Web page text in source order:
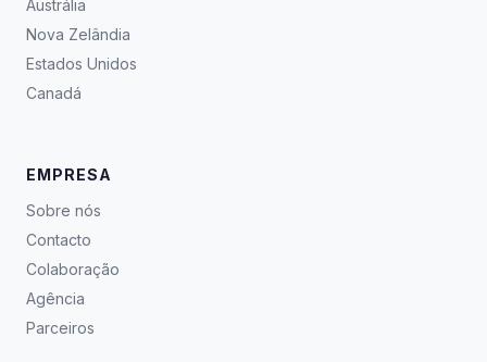
Austrália
Nova Zelândia
Estados Unidos
Canadá
EMPRESA
Sobre nós
Contacto
Colaboração
Agência
Parceiros